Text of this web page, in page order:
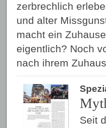
zerbrechlich
und alter
macht ein
eigentlich? Noch
nach ihrem
Seit